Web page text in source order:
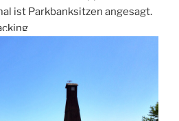
ist Parkbanksitzen angesagt.